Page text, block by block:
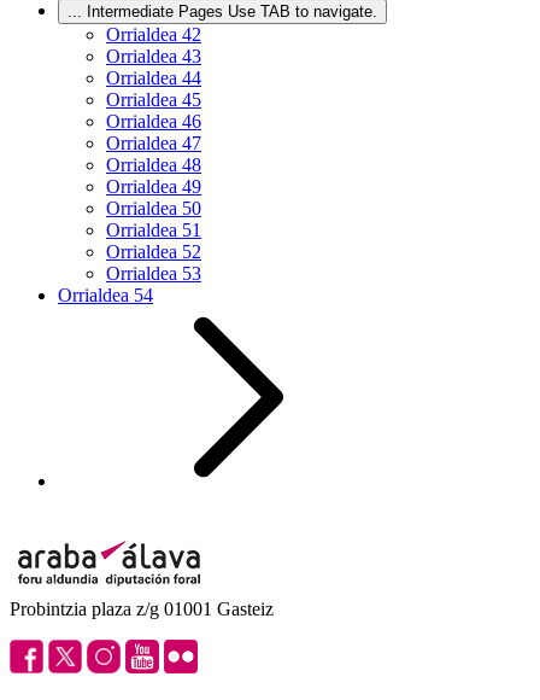
... Intermediate Pages Use TAB to navigate.
Orrialdea 42
Orrialdea 43
Orrialdea 44
Orrialdea 45
Orrialdea 46
Orrialdea 47
Orrialdea 48
Orrialdea 49
Orrialdea 50
Orrialdea 51
Orrialdea 52
Orrialdea 53
Orrialdea 54
Probintzia plaza z/g 01001 Gasteiz